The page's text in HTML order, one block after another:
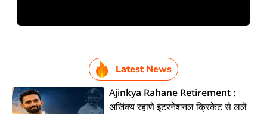
Latest News
Ajinkya Rahane Retirement :
अजिंक्य रहाणे इंटरनेशनल क्रिकेट से ललें